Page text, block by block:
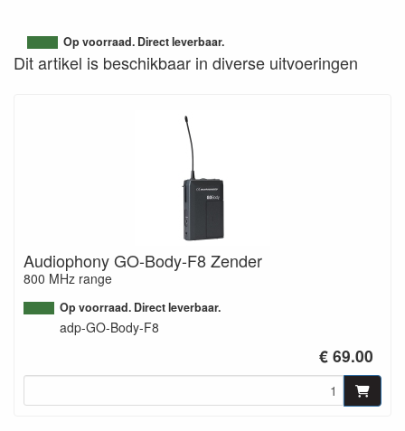
Op voorraad. Direct leverbaar.
Dit artikel is beschikbaar in diverse uitvoeringen
Audiophony GO-Body-F8 Zender
800 MHz range
Op voorraad. Direct leverbaar.
adp-GO-Body-F8
€ 69.00